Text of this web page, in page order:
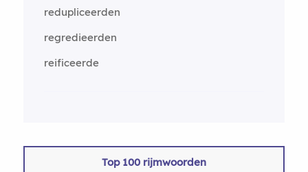
redupliceerden
regredieerden
reificeerde
Top 100 rijmwoorden